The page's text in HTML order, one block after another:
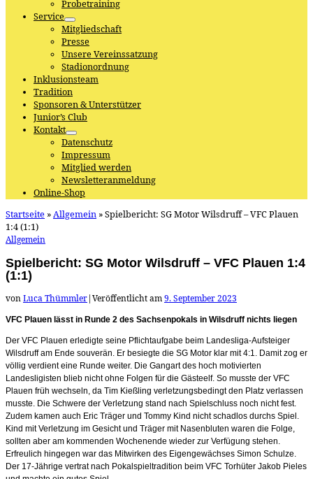
Probetraining
Service
Mitgliedschaft
Presse
Unsere Vereinssatzung
Stadionordnung
Inklusionsteam
Tradition
Sponsoren & Unterstützer
Junior’s Club
Kontakt
Datenschutz
Impressum
Mitglied werden
Newsletteranmeldung
Online-Shop
Startseite »Allgemein »Spielbericht: SG Motor Wilsdruff – VFC Plauen
1:4 (1:1)
Allgemein
Spielbericht: SG Motor Wilsdruff – VFC Plauen 1:4
(1:1)
vonLuca Thümmler|Veröffentlicht am9. September 2023
VFC Plauen lässt in Runde 2 des Sachsenpokals in Wilsdruff nichts liegen
Der VFC Plauen erledigte seine Pflichtaufgabe beim Landesliga-Aufsteiger
Wilsdruff am Ende souverän. Er besiegte die SG Motor klar mit 4:1. Damit zog er
völlig verdient eine Runde weiter. Die Gangart des hoch motivierten
Landesligisten blieb nicht ohne Folgen für die Gästeelf. So musste der VFC
Plauen früh wechseln, da Tim Kießling verletzungsbedingt den Platz verlassen
musste. Die Schwere der Verletzung stand nach Spielschluss noch nicht fest.
Zudem kamen auch Eric Träger und Tommy Kind nicht schadlos durchs Spiel.
Kind mit Verletzung im Gesicht und Träger mit Nasenbluten waren die Folge,
sollten aber am kommenden Wochenende wieder zur Verfügung stehen.
Erfreulich hingegen war das Mitwirken des Eigengewächses Simon Schulze.
Der 17-Jährige vertrat nach Pokalspieltradition beim VFC Torhüter Jakob Pieles